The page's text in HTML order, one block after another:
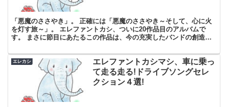
「悪魔のささやき」。 正確には「悪魔のささやき～そして、心に火
を灯す旅～」。 エレファントカシ、ついに20作品目のアルバムで
す。 まさに節目にあたるこの作品は、今の充実したバンドの創造性
エレカシ
エレファントカシマシ、車に乗っ
て走る走る!ドライブソングセレ
クション４選!